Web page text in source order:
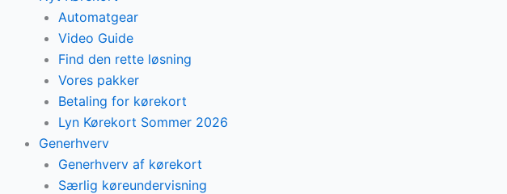
Automatgear
Video Guide
Find den rette løsning
Vores pakker
Betaling for kørekort
Lyn Kørekort Sommer 2026
Generhverv
Generhverv af kørekort
Særlig køreundervisning